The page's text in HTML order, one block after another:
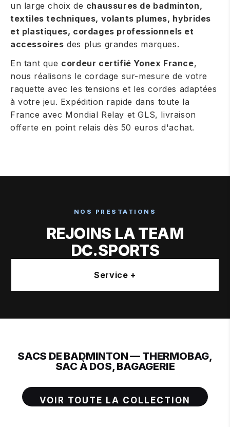
un large choix de chaussures de badminton,
textiles techniques, volants plumes, hybrides
et plastiques, cordages professionnels et
accessoires des plus grandes marques.
En tant que cordeur certifié Yonex France,
nous réalisons le cordage sur-mesure de votre
raquette avec les tensions et les cordes adaptées
à votre jeu. Expédition rapide dans toute la
France avec Mondial Relay et GLS, livraison
offerte en point relais dès 50 euros d'achat.
NOS PRESTATIONS
REJOINS LA TEAM
DC.SPORTS
Service +
SACS DE BADMINTON — THERMOBAG,
SAC À DOS, BAGAGERIE
VOIR TOUTE LA COLLECTION